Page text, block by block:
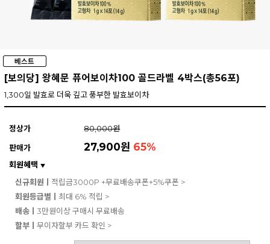
[보의당] 왕혜문 퓨어보이차100 골드라벨 4박스(총56포)
1,300일 발효로 더욱 깊고 풍부한 발효보이차
정상가
80,000원
판매가
27,900원 65%
회원혜택 ▼
신규회원ㅣ 적립금3000P +무료배송쿠폰+5%쿠폰 >
회원등급별ㅣ 최대 6% 적립 >
배송ㅣ 3만원이상 구매시 무료배송
할부ㅣ 무이자할부 카드 확인 >